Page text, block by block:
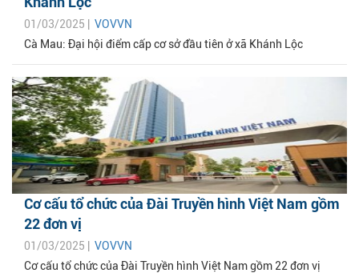
01/03/2025 | VOVVN
Cà Mau: Đại hội điểm cấp cơ sở đầu tiên ở xã Khánh Lộc
Cơ cấu tổ chức của Đài Truyền hình Việt Nam gồm
22 đơn vị
01/03/2025 | VOVVN
Cơ cấu tổ chức của Đài Truyền hình Việt Nam gồm 22 đơn vị